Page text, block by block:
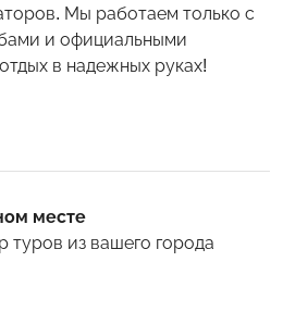
Мы работаем только с
и официальными
в надежных руках!
месте
туров из вашего города